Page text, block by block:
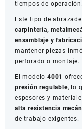
tiempos de operación.
Este tipo de
carpintería,
ensamblaje y
mantener piezas
perforado o montaje.
El modelo 4001
presión regulable, lo
espesores y
alta resistencia
de trabajo exigentes.